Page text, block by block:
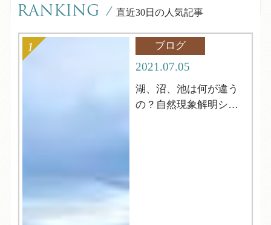
RANKING / 直近30日の人気記事
ブログ
2021.07.05
湖、沼、池は何が違う
の？自然現象解明シリ